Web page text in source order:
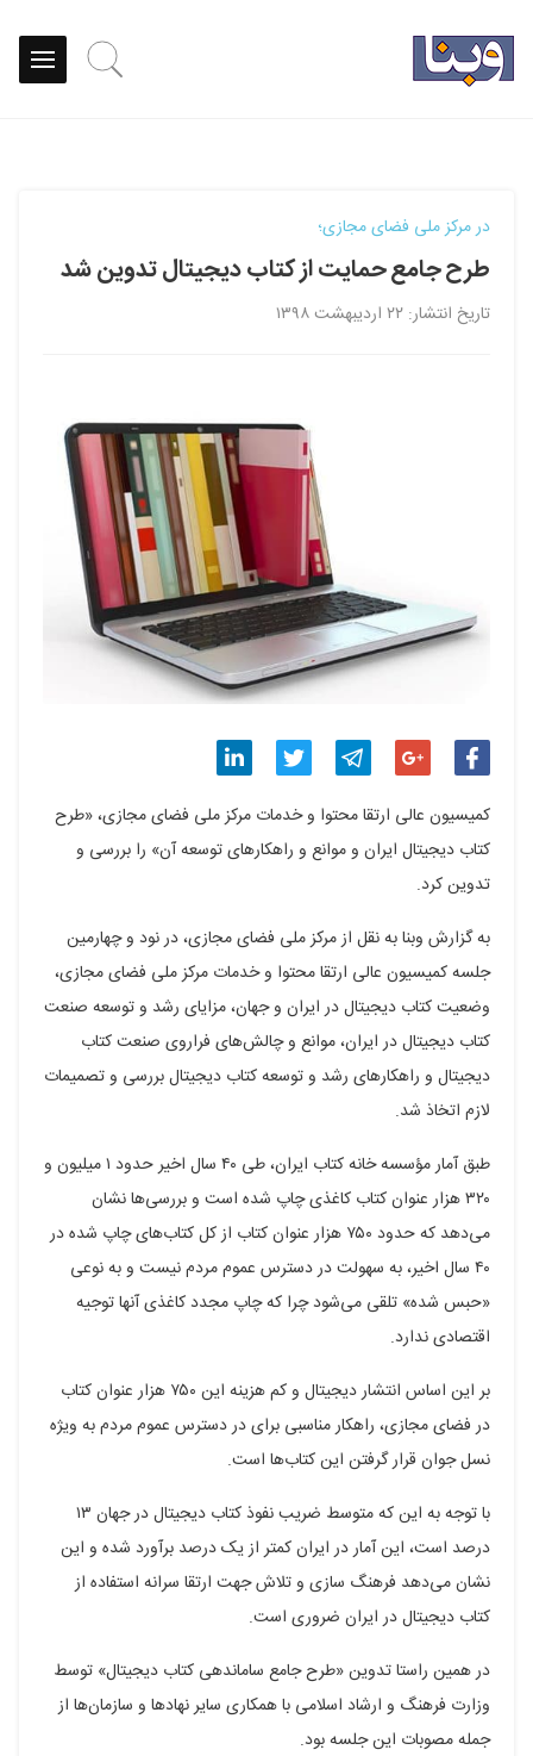
در مرکز ملی فضای مجازی؛
طرح جامع حمایت از کتاب دیجیتال تدوین شد
تاریخ انتشار: ۲۲ اردیبهشت ۱۳۹۸
گذاری
در
فیسبوک
گذاری
در
گوگل
پلاس
گذاری
تلگرام
گذاری
توییتر
گذاری
لینکدین
کمیسیون عالی ارتقا محتوا و خدمات مرکز ملی فضای مجازی، «طرح
کتاب دیجیتال ایران و موانع و راهکارهای توسعه آن» را بررسی و
تدوین کرد.
به گزارش وبنا به نقل از مرکز ملی فضای مجازی، در نود و چهارمین
جلسه کمیسیون عالی ارتقا محتوا و خدمات مرکز ملی فضای مجازی،
وضعیت کتاب دیجیتال در ایران و جهان، مزایای رشد و توسعه صنعت
کتاب دیجیتال در ایران، موانع و چالش‌های فراروی صنعت کتاب
دیجیتال و راهکارهای رشد و توسعه کتاب دیجیتال بررسی و تصمیمات
لازم اتخاذ شد.
طبق آمار مؤسسه خانه کتاب ایران، طی ۴۰ سال اخیر حدود ۱ میلیون و
۳۲۰ هزار عنوان کتاب کاغذی چاپ شده است و بررسی‌ها نشان
می‌دهد که حدود ۷۵۰ هزار عنوان کتاب از کل کتاب‌های چاپ شده در
۴۰ سال اخیر، به سهولت در دسترس عموم مردم نیست و به نوعی
«حبس شده» تلقی می‌شود چرا که چاپ مجدد کاغذی آنها توجیه
اقتصادی ندارد.
بر این اساس انتشار دیجیتال و کم هزینه این ۷۵۰ هزار عنوان کتاب
در فضای مجازی، راهکار مناسبی برای در دسترس عموم مردم به ویژه
نسل جوان قرار گرفتن این کتاب‌ها است.
با توجه به این که متوسط ضریب نفوذ کتاب دیجیتال در جهان ۱۳
درصد است، این آمار در ایران کمتر از یک درصد برآورد شده و این
نشان می‌دهد فرهنگ سازی و تلاش جهت ارتقا سرانه استفاده از
کتاب دیجیتال در ایران ضروری است.
در همین راستا تدوین «طرح جامع ساماندهی کتاب دیجیتال» توسط
وزارت فرهنگ و ارشاد اسلامی با همکاری سایر نهادها و سازمان‌ها از
جمله مصوبات این جلسه بود.